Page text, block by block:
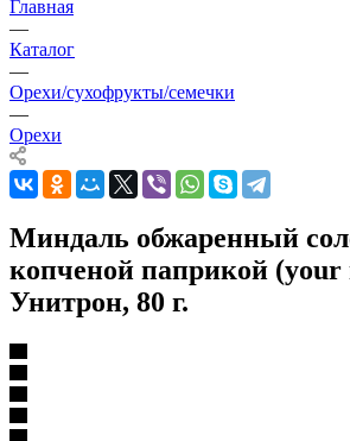
Главная
—
Каталог
—
Орехи/сухофрукты/семечки
—
Орехи
Миндаль обжаренный
копченой паприкой (your
Унитрон, 80 г.